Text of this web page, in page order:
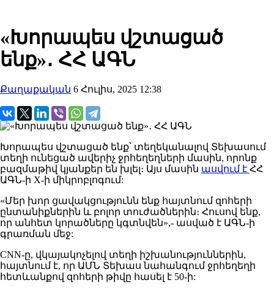
«Խորապես վշտացած
ենք»․ ՀՀ ԱԳՆ
Քաղաքական 6 Հուլիս, 2025 12:38
Խորապես վշտացած ենք՝ տեղեկանալով Տեխասում
տեղի ունեցած ավերիչ ջրհեղեղների մասին, որոնք
բազմաթիվ կյանքեր են խլել։ Այս մասին ասվում է ՀՀ
ԱԳՆ-ի X-ի միկրոբլոգում:
«Մեր խոր ցավակցությունն ենք հայտնում զոհերի
ընտանիքներին և բոլոր տուժածներին։ Հուսով ենք,
որ անհետ կորածները կգտնվեն»,- ասված է ԱԳՆ-ի
գրառման մեջ:
CNN-ը, վկայակոչելով տեղի իշխանություններին,
հայտնում է, որ ԱՄՆ Տեխաս նահանգում ջրհեղեղի
հետևանքով զոհերի թիվը հասել է 50-ի: